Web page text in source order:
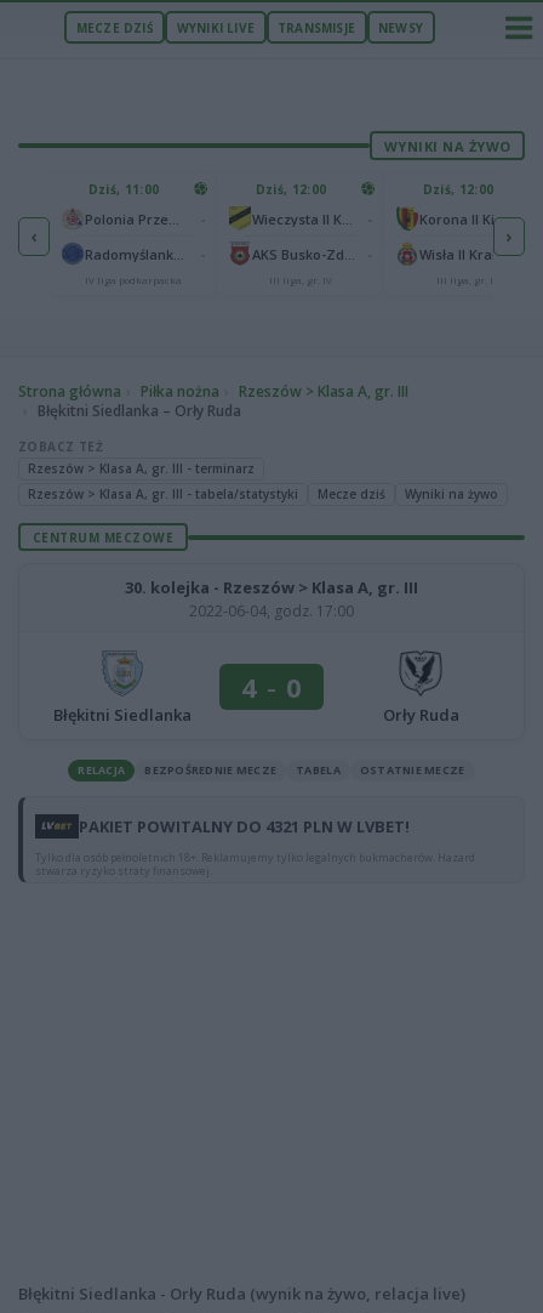
MECZE DZIŚ WYNIKI LIVE TRANSMISJE NEWSY
WYNIKI NA ŻYWO
‹
1
1
Dziś, 11:00
IV liga podkarpacka
Dziś, 12:00
III liga, gr. IV
Dziś, 12:00
Korona II Kielce
Wisła II Kraków
III liga, gr. IV
›
Strona główna Piłka nożna
Rzeszów > Klasa A, gr. III
Błękitni Siedlanka – Orły Ruda
ZOBACZ TEŻ
Rzeszów > Klasa A, gr. III - terminarz
Rzeszów > Klasa A, gr. III - tabela/statystyki
Mecze dziś Wyniki na żywo
CENTRUM MECZOWE
30. kolejka - Rzeszów > Klasa A, gr. III
2022-06-04, godz. 17:00
Błękitni Siedlanka
4 - 0
Orły Ruda
RELACJA BEZPOŚREDNIE MECZE TABELA OSTATNIE MECZE
PAKIET POWITALNY DO 4321 PLN W LVBET!
Tylko dla osób pełnoletnich 18+. Reklamujemy tylko legalnych bukmacherów. Hazard
stwarza ryzyko straty finansowej.
Błękitni Siedlanka - Orły Ruda (wynik na żywo, relacja live)